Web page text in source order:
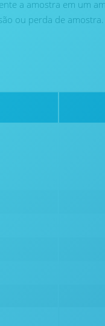
a amostra em um
ou perda de